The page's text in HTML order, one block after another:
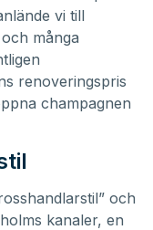
vi till
många
renoveringspris
champagnen
och
kanaler, en